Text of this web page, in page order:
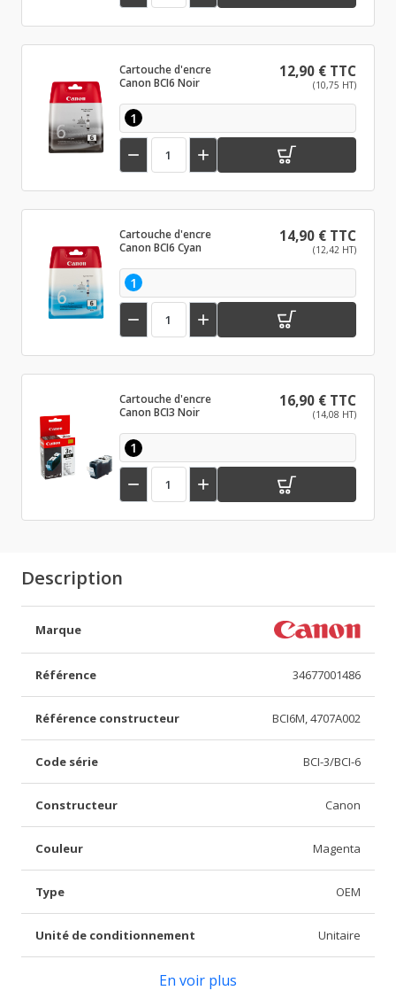
Cartouche d'encre
Canon BCI6 Noir
12,90 € TTC
(10,75 HT)
1
 
Cartouche d'encre
Canon BCI6 Cyan
14,90 € TTC
(12,42 HT)
1
 
Cartouche d'encre
Canon BCI3 Noir
16,90 € TTC
(14,08 HT)
1
 
Description
Marque
Référence 34677001486
Référence constructeur BCI6M, 4707A002
Code série BCI-3/BCI-6
Constructeur Canon
Couleur Magenta
Type OEM
Unité de conditionnement Unitaire
En voir plus